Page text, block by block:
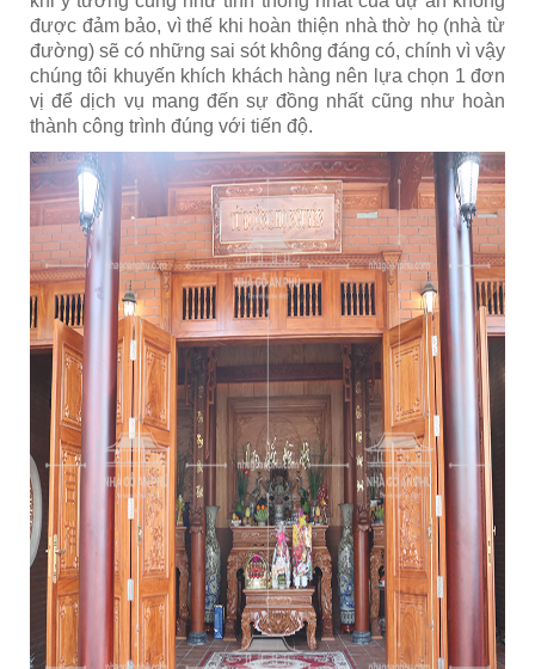
được đảm bảo, vì thế khi hoàn thiện nhà thờ họ (nhà từ
đường) sẽ có những sai sót không đáng có, chính vì vậy
chúng tôi khuyến khích khách hàng nên lựa chọn 1 đơn
vị để dịch vụ mang đến sự đồng nhất cũng như hoàn
thành công trình đúng với tiến độ.